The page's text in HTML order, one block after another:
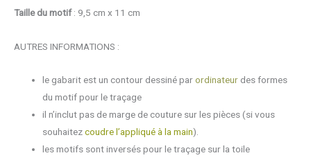
Taille du motif: 9,5 cm x 11 cm
AUTRES INFORMATIONS :
le gabarit est un contour dessiné parordinateur des formes
du motif pour le traçage
il n’inclut pas de marge de couture sur les pièces (si vous
souhaitezcoudre l’appliqué à la main).
les motifs sont inversés pour le traçage sur la toile